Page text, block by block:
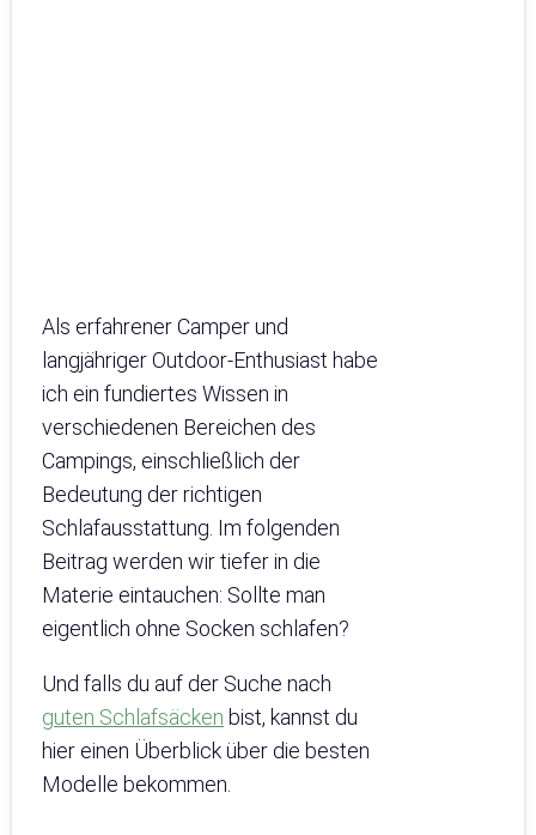
Als erfahrener Camper und
langjähriger Outdoor-Enthusiast habe
ich ein fundiertes Wissen in
verschiedenen Bereichen des
Campings, einschließlich der
Bedeutung der richtigen
Schlafausstattung. Im folgenden
Beitrag werden wir tiefer in die
Materie eintauchen: Sollte man
eigentlich ohne Socken schlafen?
Und falls du auf der Suche nach
guten Schlafsäcken bist, kannst du
hier einen Überblick über die besten
Modelle bekommen.